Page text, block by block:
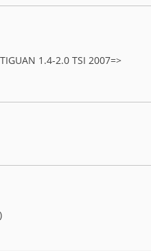
1.4-2.0 TSI 2007=>